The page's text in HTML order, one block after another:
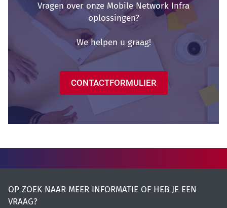
Vragen over onze Mobile Network Infra
oplossingen?
We helpen u graag!
CONTACTFORMULIER
OP ZOEK NAAR MEER INFORMATIE OF HEB JE EEN
VRAAG?